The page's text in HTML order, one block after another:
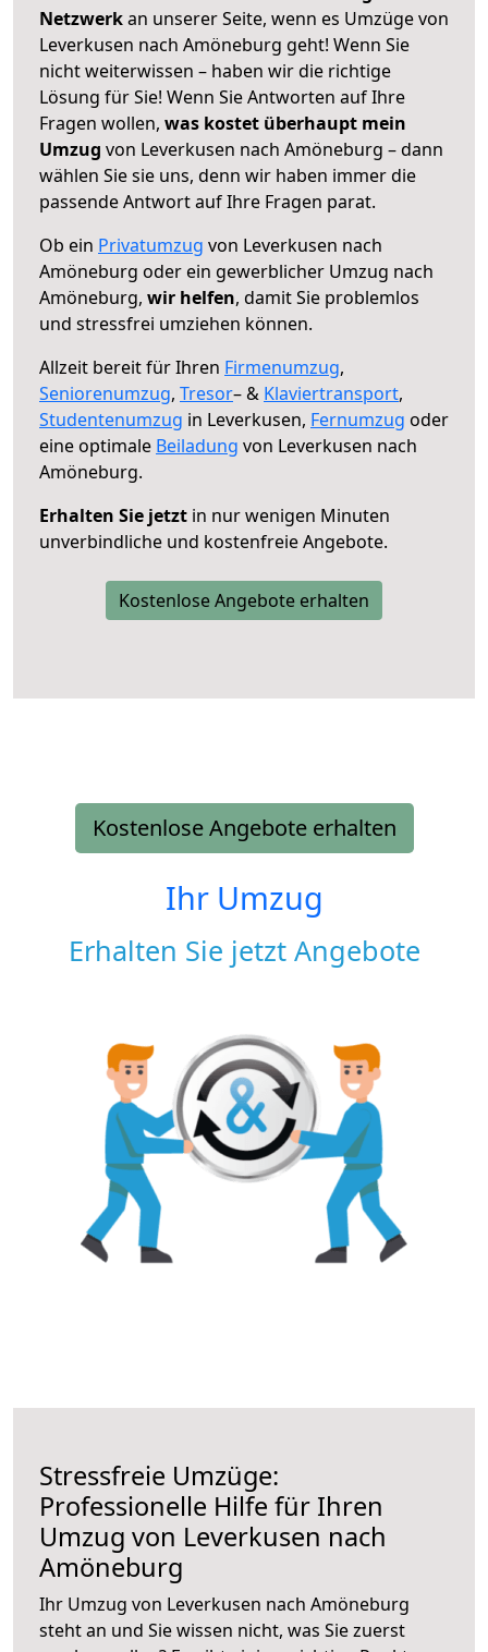
Netzwerkan unserer Seite, wenn es Umzüge von
Leverkusen nach Amöneburg geht! Wenn Sie
nicht weiterwissen – haben wir die richtige
Lösung für Sie! Wenn Sie Antworten auf Ihre
Fragen wollen, was kostet überhaupt mein
Umzug von Leverkusen nach Amöneburg – dann
wählen Sie sie uns, denn wir haben immer die
passende Antwort auf Ihre Fragen parat.
Ob ein Privatumzug von Leverkusen nach
Amöneburg oder ein gewerblicher Umzug nach
Amöneburg, wir helfen, damit Sie problemlos
und stressfrei umziehen können.
Allzeit bereit für Ihren Firmenumzug,
Seniorenumzug, Tresor– & Klaviertransport,
Studentenumzug in Leverkusen, Fernumzug oder
eine optimale Beiladung von Leverkusen nach
Amöneburg.
Erhalten Sie jetzt in nur wenigen Minuten
unverbindliche und kostenfreie Angebote.
Kostenlose Angebote erhalten
Kostenlose Angebote erhalten
Ihr Umzug
Erhalten Sie jetzt Angebote
Stressfreie Umzüge:
Professionelle Hilfe für Ihren
Umzug von Leverkusen nach
Amöneburg
Ihr Umzug von Leverkusen nach Amöneburg
steht an und Sie wissen nicht, was Sie zuerst